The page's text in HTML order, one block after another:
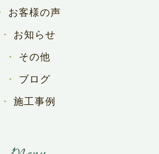
お客様の声
お知らせ
その他
ブログ
施工事例